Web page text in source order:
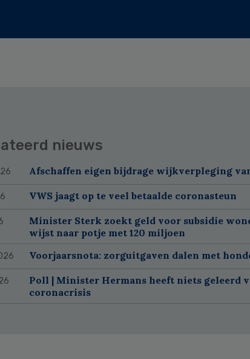
nieuws
Afschaffen eigen bijdrage wijkverpleging
VWS jaagt op te veel betaalde coronasteun
Minister Sterk zoekt geld voor subsidie
wijst naar potje met 120 miljoen
Voorjaarsnota: zorguitgaven dalen met
Poll | Minister Hermans heeft niets geleerd
coronacrisis